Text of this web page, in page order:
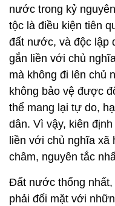
nước trong kỷ
tộc là điều kiện tiên
đất nước, và độc lập
gắn liền với chủ
mà không đi lên chủ
không bảo vệ được
thể mang lại tự do,
dân. Vì vậy, kiên
liền với chủ nghĩa
châm, nguyên tắc
Đất nước thống nhất,
phải đối mặt với